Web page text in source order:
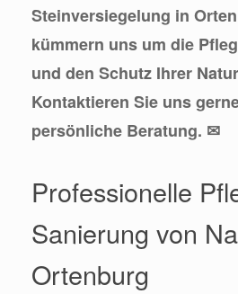
Steinversiegelung in
kümmern uns um die
und den Schutz Ihrer
Kontaktieren Sie uns
persönliche Beratung. ✉
Professionelle
Sanierung von
Ortenburg